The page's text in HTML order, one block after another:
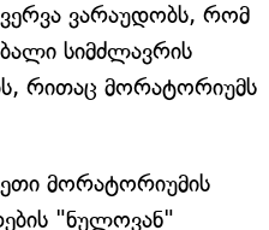
ვარაუდობს, რომ
სიმძლავრის
რითაც მორატორიუმს
მორატორიუმის
"ნულოვან"